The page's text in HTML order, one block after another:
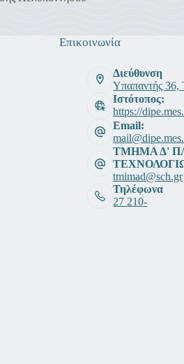
Επικοινωνία
Διεύθυνση
Υπαπαντής
Ιστότοπος:
https://
Email:
ΤΜΗΜΑ Δ'
tmimad@sch.gr
Τηλέφωνα
27 210-